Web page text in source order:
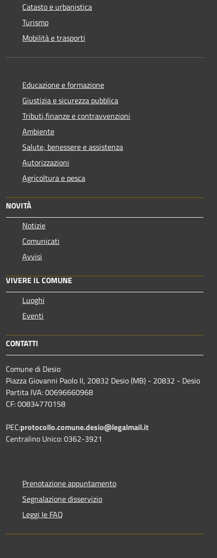
Catasto e urbanistica
Turismo
Mobilità e trasporti
Educazione e formazione
Giustizia e sicurezza pubblica
Tributi,finanze e contravvenzioni
Ambiente
Salute, benessere e assistenza
Autorizzazioni
Agricoltura e pesca
NOVITÀ
Notizie
Comunicati
Avvisi
VIVERE IL COMUNE
Luoghi
Eventi
CONTATTI
Comune di Desio
Piazza Giovanni Paolo II, 20832 Desio (MB) - 20832 - Desio
Partita IVA: 00696660968
CF: 00834770158
PEC:protocollo.comune.desio@legalmail.it
Centralino Unico: 0362-3921
Prenotazione appuntamento
Segnalazione disservizio
Leggi le FAQ